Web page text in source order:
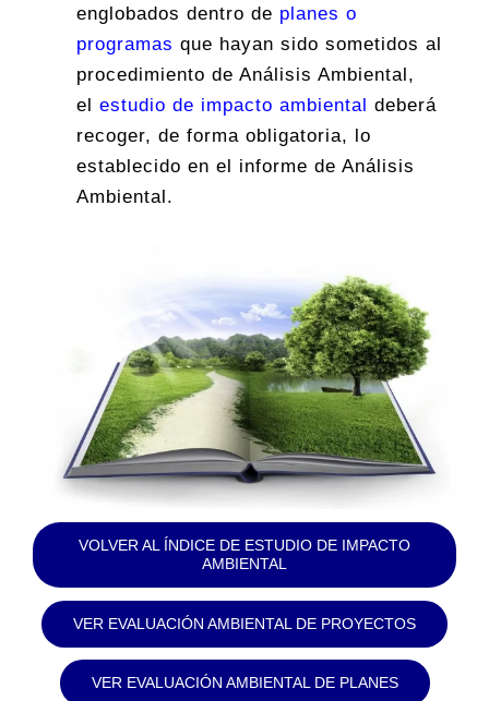
englobados dentro de planes o
programas que hayan sido sometidos al
procedimiento de Análisis Ambiental,
el estudio de impacto ambiental deberá
recoger, de forma obligatoria, lo
establecido en el informe de Análisis
Ambiental.
VOLVER AL ÍNDICE DE ESTUDIO DE IMPACTO
AMBIENTAL
VER EVALUACIÓN AMBIENTAL DE PROYECTOS
VER EVALUACIÓN AMBIENTAL DE PLANES